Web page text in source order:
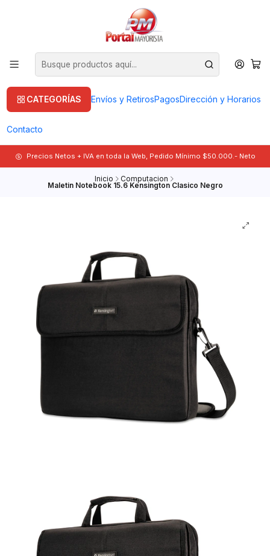
CATEGORÍAS Envíos y RetirosPagosDirección y Horarios
Contacto
Precios Netos + IVA en toda la Web, Pedido Mínimo $50.000.- Neto
Inicio Computacion
Maletin Notebook 15.6 Kensington Clasico Negro